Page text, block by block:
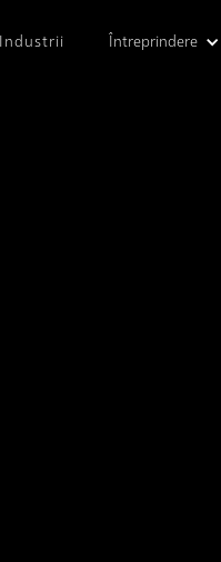
Industrii Întreprindere